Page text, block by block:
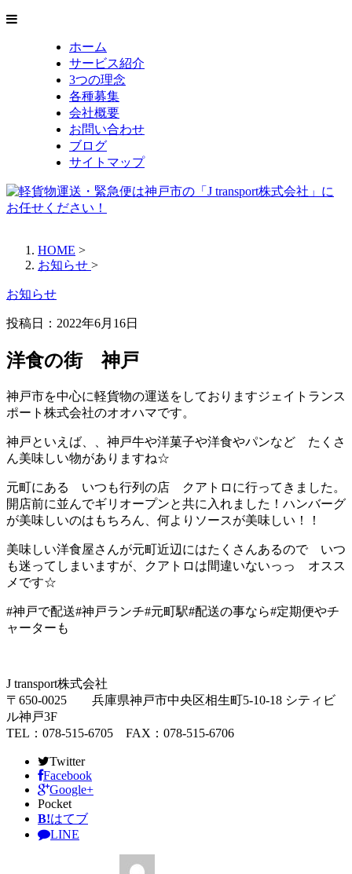
ホーム
サービス紹介
3つの理念
各種募集
会社概要
お問い合わせ
ブログ
サイトマップ
HOME >
お知らせ >
お知らせ
投稿日： 2022年6月16日
洋食の街 神戸
神戸市を中心に軽貨物の運送をしておりますジェイトランス
ポート株式会社のオオハマです。
神戸といえば、、神戸牛や洋菓子や洋食やパンなど たくさ
ん美味しい物がありますね☆
元町にある いつも行列の店 クアトロに行ってきました。
開店前に並んでギリオープンと共に入れました！ハンバーグ
が美味しいのはもちろん、何よりソースが美味しい！！
美味しい洋食屋さんが元町近辺にはたくさんあるので いつ
も迷ってしまいますが、クアトロは間違いないっっ オスス
メです☆
#神戸で配送#神戸ランチ#元町駅#配送の事なら#定期便やチ
ャーターも
J transport株式会社
〒650-0025 兵庫県神戸市中央区相生町5-10-18 シティビ
ル神戸3F
TEL：078-515-6705 FAX：078-515-6706
Twitter
Facebook
Google+
Pocket
B!はてブ
LINE